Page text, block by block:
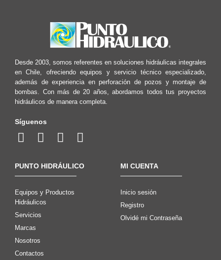
Desde 2003, somos referentes en soluciones hidráulicas integrales
en Chile, ofreciendo equipos y servicio técnico especializado,
además de experiencia en perforación de pozos y montaje de
bombas. Con más de 20 años, abordamos todos tus proyectos
hidráulicos de manera completa.
Síguenos
PUNTO HIDRÁULICO
Equipos y Productos
Hidráulicos
Servicios
Marcas
Nosotros
Contactos
MI CUENTA
Inicio sesión
Registro
Olvidé mi Contraseña